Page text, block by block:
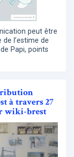
peut être
l’estime de
Papi, points
à travers 27
wiki-brest